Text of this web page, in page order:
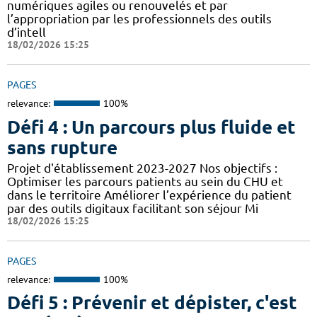
numériques agiles ou renouvelés et par
l’appropriation par les professionnels des outils
d’intell
18/02/2026 15:25
PAGES
relevance: 100%
Défi 4 : Un parcours plus fluide et
sans rupture
Projet d'établissement 2023-2027 Nos objectifs :
Optimiser les parcours patients au sein du CHU et
dans le territoire Améliorer l’expérience du patient
par des outils digitaux facilitant son séjour Mi
18/02/2026 15:25
PAGES
relevance: 100%
Défi 5 : Prévenir et dépister, c'est